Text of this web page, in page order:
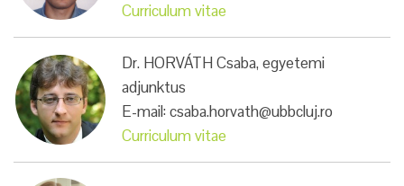
Curriculum vitae
Dr. HORVÁTH Csaba, egyetemi
adjunktus
E-mail: csaba.horvath@ubbcluj.ro
Curriculum vitae